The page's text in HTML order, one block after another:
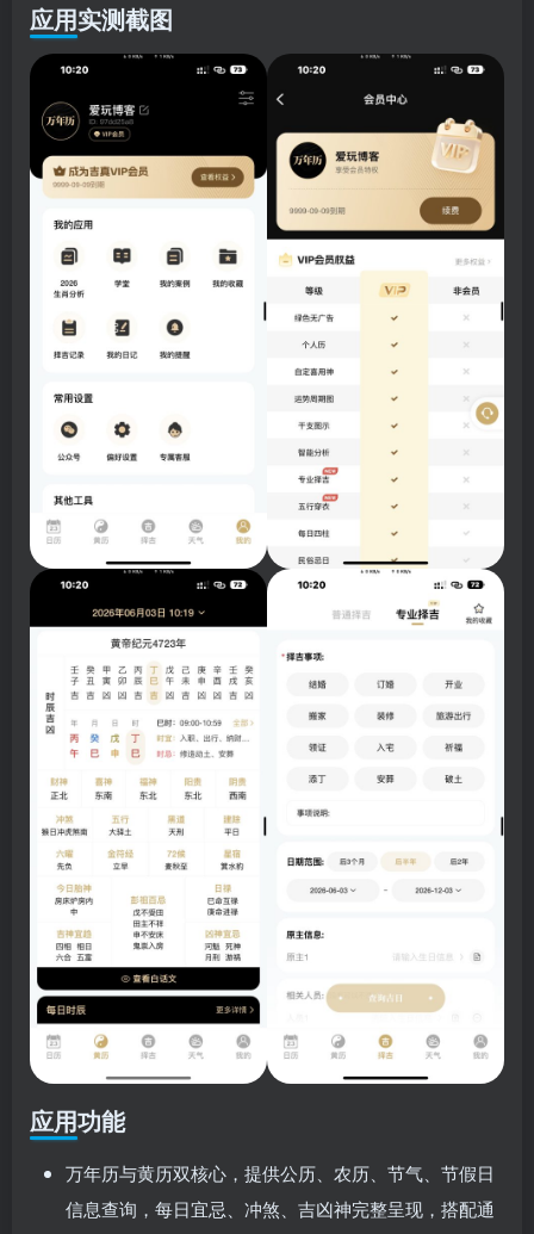
应用实测截图
应用功能
万年历与黄历双核心，提供公历、农历、节气、节假日
信息查询，每日宜忌、冲煞、吉凶神完整呈现，搭配通